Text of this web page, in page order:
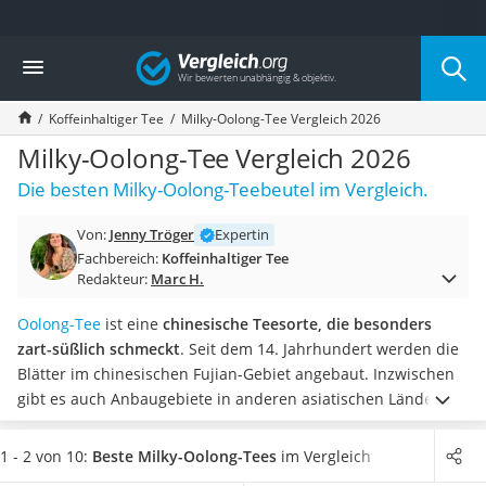
Die beliebtesten Vergleiche nach Kategorie
Lebensmittel
Schwarzkümmelöl
Knäckebrot
Schwarzkümmelöl-Kapseln
Manukahonig
Eiklar
Balsamico-Essig
Schwarzkümmelöl bio
Honig
Gemüsebrühe
Eiskaffee-Pulver
Irischer Whiskey
Grapefruitkernextrakt
Matcha-Set
Vergleich
Koffeinhaltiger Tee Milky-Oolong-Tee Vergleich 2026
Milky-Oolong-Tee Vergleich 2026
Die besten Milky-Oolong-Teebeutel im Vergleich.
Von: Jenny Tröger
Expertin
Fachbereich: Koffeinhaltiger Tee
Redakteur: Marc H.
Oolong-Tee ist eine chinesische Teesorte, die besonders
zart-süßlich schmeckt. Seit dem 14. Jahrhundert werden die
Blätter im chinesischen Fujian-Gebiet angebaut. Inzwischen
gibt es auch Anbaugebiete in anderen asiatischen Ländern.
Milky-Oolong-Tee bekommt zudem einemilchige Note durch
Milchsäurebakterien. Online-Tests haben gezeigt, dass
einige
1 - 2 von 10: Beste Milky-Oolong-Tees im Vergleich